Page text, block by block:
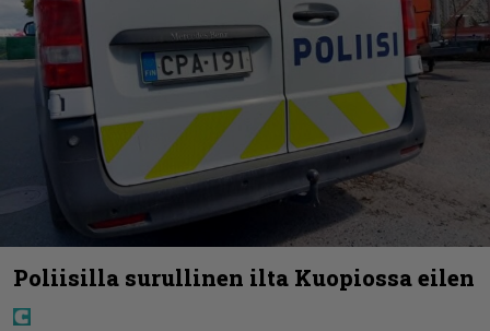
Poliisilla surullinen ilta Kuopiossa eilen